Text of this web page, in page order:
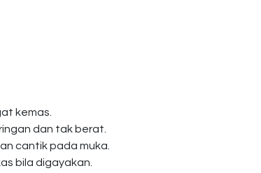
kemas.
dan tak berat.
cantik pada muka.
bila digayakan.